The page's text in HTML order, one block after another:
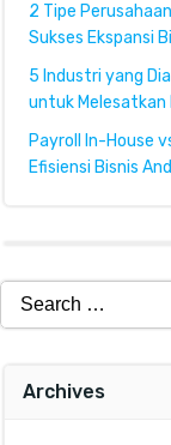
2 Tipe
Sukses Ekspansi
5 Industri yang
untuk Melesatkan
Payroll In-House
Efisiensi Bisnis
Search
for:
Archives